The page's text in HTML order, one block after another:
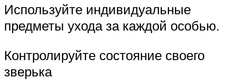
Используйте индивидуальные
предметы ухода за каждой особью.
Контролируйте состояние своего
зверька